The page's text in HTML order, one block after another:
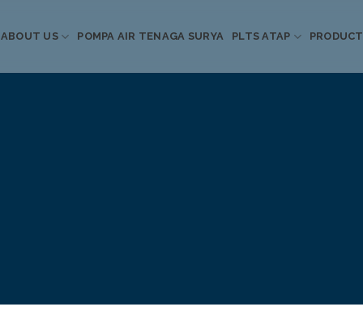
ABOUT US POMPA AIR TENAGA SURYA PLTS ATAP PRODUCT
Informasi Terkini